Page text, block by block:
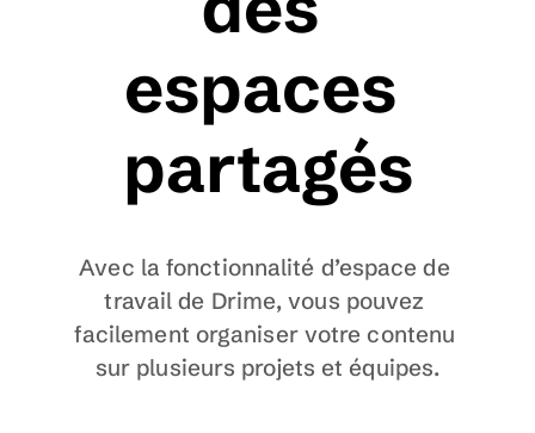
espaces
partagés
Avec la fonctionnalité d’espace de
travail de Drime, vous pouvez
facilement organiser votre contenu
sur plusieurs projets et équipes.